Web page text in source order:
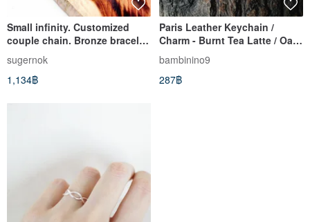
Small infinity. Customized
couple chain. Bronze bracelet
/ bracelet / lettering
sugernok
1,134฿
Paris Leather Keychain /
Charm - Burnt Tea Latte / Oak
White
bambinino9
287฿